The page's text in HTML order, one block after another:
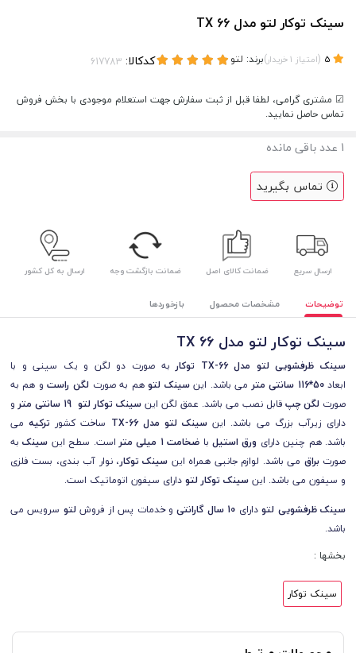
سینک توکار لتو مدل TX 66
(امتیاز 1خریدار)برند: لتو کدکالا:
☑ مشتری گرامی، لطفا قبل از ثبت سفارش جهت استعلام موجودی با بخش فروش
تماس حاصل نمایید.
1 عدد باقی مانده
تماس بگیرید
ارسال سریع ضمانت کالای اصل ضمانت بازگشت وجه ارسال به کل کشور
توضیحات مشخصات محصول بازخوردها
سینک توکار لتو مدل TX 66
سینک ظرفشویی لتو مدلTX-66 توکاربه صورت دو لگن و یک سینی و با
ابعاد50*116 سانتی متر می باشد. اینسینک لتوهم به صورت لگن راستو هم به
صورت لگن چپقابل نصب می باشد. عمق لگن اینسینک توکار لتو 19 سانتی متر و
دارای زیرآب بزرگ می باشد. این سینک لتو مدل TX-66 ساخت کشور ترکیهمی
باشد. هم چنین دارای ورق استیلبا ضخامت 1 میلی متر است. سطح این سینکبه
صورتبراق می باشد. لوازم جانبی همراه این سینک توکار، نوار آب بندی، بست فلزی
و سیفون می باشد. اینسینک توکار لتودارای سیفون اتوماتیک است.
سینک ظرفشویی لتودارای 10 سال گارانتیو خدمات پس از فروش لتو سرویس می
باشد.
بخشها :
سینک توکار